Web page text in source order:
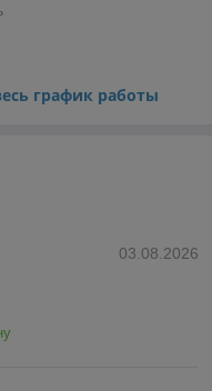
график работы
03.08.2026